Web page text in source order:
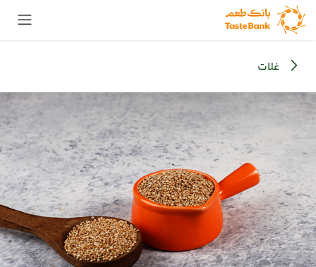
Skip to Content
غلات